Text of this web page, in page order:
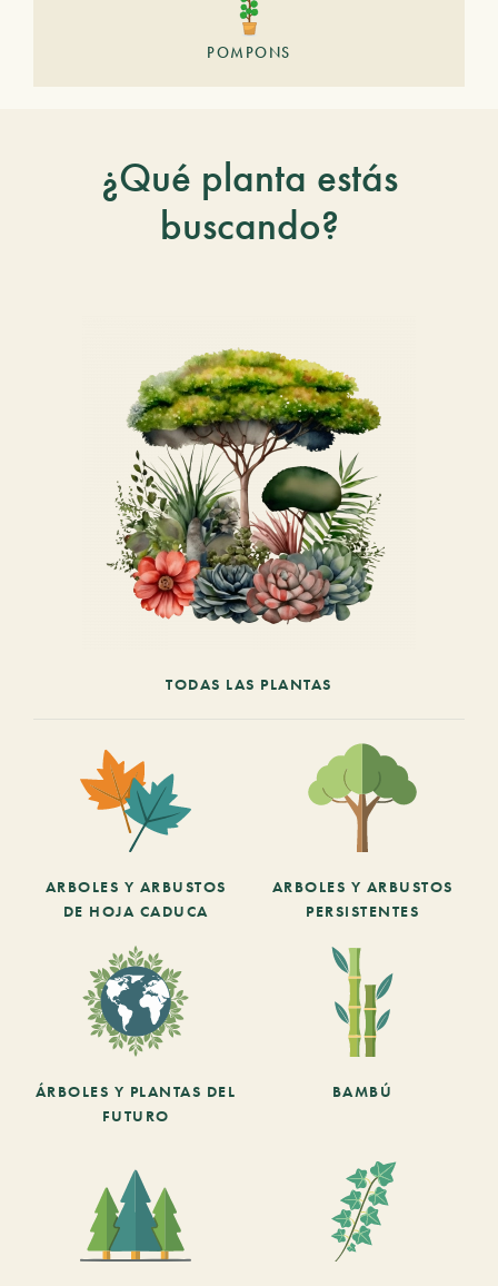
POMPONS
¿Qué planta estás
buscando?
TODAS LAS PLANTAS
ARBOLES Y ARBUSTOS
DE HOJA CADUCA
ARBOLES Y ARBUSTOS
PERSISTENTES
ÁRBOLES Y PLANTAS DEL
FUTURO
BAMBÚ